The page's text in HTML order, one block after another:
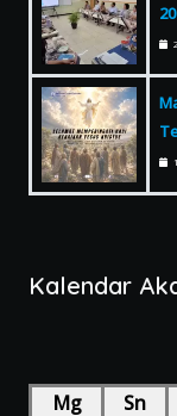
Kalendar
Mg Sn